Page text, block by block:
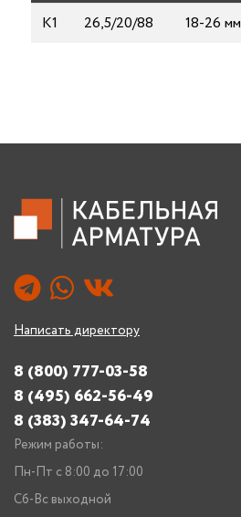
К1
26,5/20/88 18-26 мм
Написать директору
8 (800) 777-03-58
8 (495) 662-56-49
8 (383) 347-64-74
Режим работы:
Пн-Пт с 8:00 до 17:00
Сб-Вс выходной